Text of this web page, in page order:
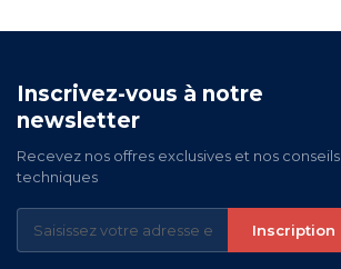
Inscrivez-vous à notre
newsletter
Recevez nos offres exclusives et nos conseils
techniques
Inscription